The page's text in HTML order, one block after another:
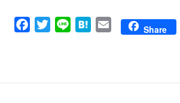
Facebook
Twitter Line HatenaEmail Share